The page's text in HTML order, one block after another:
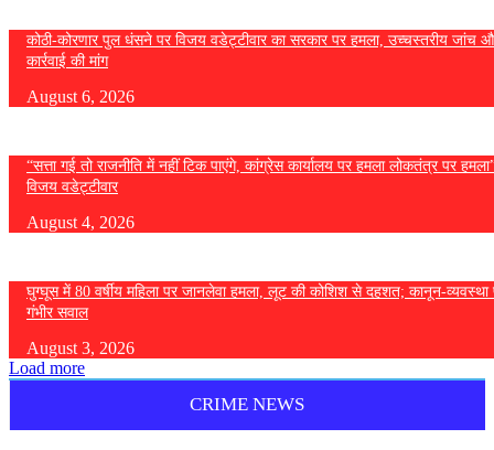
कोठी-कोरणार पुल धंसने पर विजय वडेट्टीवार का सरकार पर हमला, उच्चस्तरीय जांच
कार्रवाई की मांग
August 6, 2026
“सत्ता गई तो राजनीति में नहीं टिक पाएंगे, कांग्रेस कार्यालय पर हमला लोकतंत्र पर
विजय वडेट्टीवार
August 4, 2026
घुग्घूस में 80 वर्षीय महिला पर जानलेवा हमला, लूट की कोशिश से दहशत; कानून-व्यवस्था
गंभीर सवाल
August 3, 2026
Load more
CRIME NEWS